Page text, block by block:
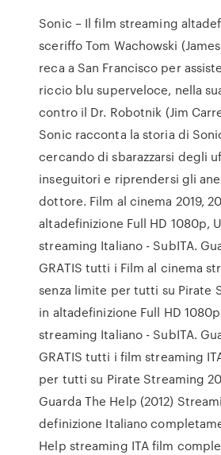
Sonic – Il film streaming
sceriffo Tom Wachowski
reca a San Francisco per
riccio blu superveloce, nella
contro il Dr. Robotnik (Jim
Sonic racconta la storia di
cercando di sbarazzarsi degli
inseguitori e riprendersi gli
dottore. Film al cinema 2019,
altadefinizione Full HD 1080p,
streaming Italiano - SubITA.
GRATIS tutti i Film al cinema
senza limite per tutti su Pirate
in altadefinizione Full HD
streaming Italiano - SubITA.
GRATIS tutti i film streaming
per tutti su Pirate Streaming
Guarda The Help (2012)
definizione Italiano
Help streaming ITA film